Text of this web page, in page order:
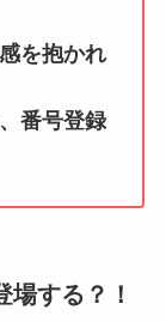
を抱かれ
番号登録
する？！